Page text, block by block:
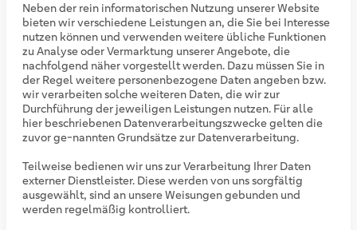
Neben der rein informatorischen Nutzung unserer Website
bieten wir verschiedene Leistungen an, die Sie bei Interesse
nutzen können und verwenden weitere übliche Funktionen
zu Analyse oder Vermarktung unserer Angebote, die
nachfolgend näher vorgestellt werden. Dazu müssen Sie in
der Regel weitere personenbezogene Daten angeben bzw.
wir verarbeiten solche weiteren Daten, die wir zur
Durchführung der jeweiligen Leistungen nutzen. Für alle
hier beschriebenen Datenverarbeitungszwecke gelten die
zuvor ge-nannten Grundsätze zur Datenverarbeitung.
Teilweise bedienen wir uns zur Verarbeitung Ihrer Daten
externer Dienstleister. Diese werden von uns sorgfältig
ausgewählt, sind an unsere Weisungen gebunden und
werden regelmäßig kontrolliert.